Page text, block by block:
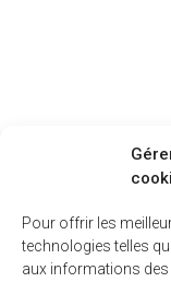
Pour offrir les
technologies telles
aux informations des